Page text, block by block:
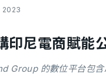
2023
尼電商賦能
Group 的數位平台包